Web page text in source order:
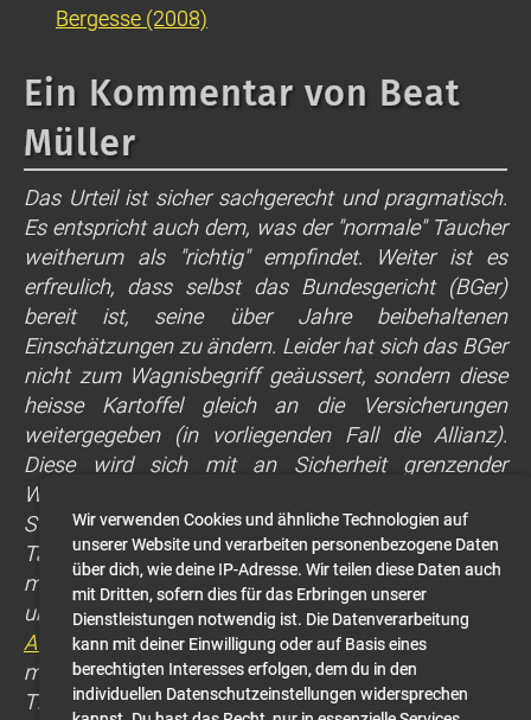
Wir verwenden Cookies und ähnliche Technologien auf
unserer Website und verarbeiten personenbezogene Daten
über dich, wie deine IP-Adresse. Wir teilen diese Daten auch
mit Dritten, sofern dies für das Erbringen unserer
Dienstleistungen notwendig ist. Die Datenverarbeitung
kann mit deiner Einwilligung oder auf Basis eines
berechtigten Interesses erfolgen, dem du in den
individuellen Datenschutzeinstellungen widersprechen
Bergesse (2008)
Ein Kommentar von Beat
Müller
Das Urteil ist sicher sachgerecht und pragmatisch.
Es entspricht auch dem, was der "normale" Taucher
weitherum als "richtig" empfindet. Weiter ist es
erfreulich, dass selbst das Bundesgericht (BGer)
bereit ist, seine über Jahre beibehaltenen
Einschätzungen zu ändern. Leider hat sich das BGer
nicht zum Wagnisbegriff geäussert, sondern diese
heisse Kartoffel gleich an die Versicherungen
weitergegeben (in vorliegenden Fall die Allianz).
Diese wird sich mit an Sicherheit grenzender
Wahrscheinlichkeit auf die seinerzeitige
SUVA-Verordnung abstützen, welche generell das
Tauchen jenseits von 40m als Wagniseinstuft. Dies
macht die SUVA seit Jahrzehnten mit
unerschütterlicher Sturheit. EineNachfrage des
Autors vor ca. 2 Jahren bei der SUVAhat dies einmal
mehr bestätigt.Dasses zum Tauchen in grössere
Tiefen heute durchaus auch für den Taucher im